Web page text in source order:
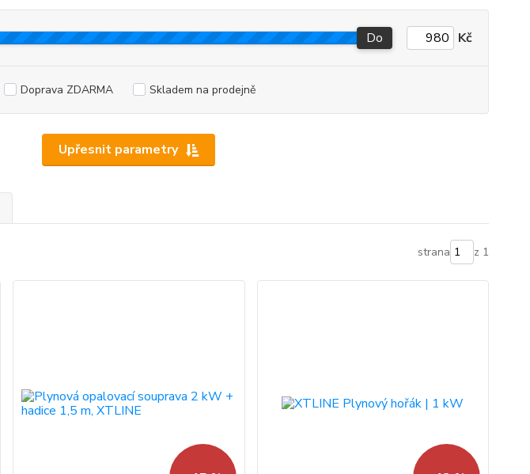
Upřesnit parametry
Do Kč
Doprava ZDARMA Skladem na prodejně
strana z 1